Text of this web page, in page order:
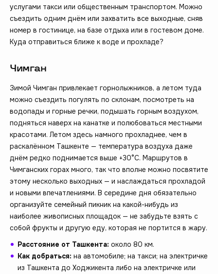
услугами такси или общественным транспортом. Можно
съездить одним днём или захватить все выходные, сняв
номер в гостинице, на базе отдыха или в гостевом доме.
Куда отправиться ближе к воде и прохладе?
Чимган
Зимой Чимган привлекает горнолыжников, а летом туда
можно съездить погулять по склонам, посмотреть на
водопады и горные речки, подышать горным воздухом,
подняться наверх на канатке и полюбоваться местными
красотами. Летом здесь намного прохладнее, чем в
раскалённом Ташкенте — температура воздуха даже
днём редко поднимается выше +30°C. Маршрутов в
Чимганских горах много, так что вполне можно посвятите
этому несколько выходных — и наслаждаться прохладой
и новыми впечатлениями. В середине дня обязательно
организуйте семейный пикник на какой-нибудь из
наиболее живописных площадок — не забудьте взять с
собой фрукты и другую еду, которая не портится в жару.
Расстояние от Ташкента: около 80 км.
Как добраться: на автомобиле; на такси; на электричке
из Ташкента до Ходжикента либо на электричке или